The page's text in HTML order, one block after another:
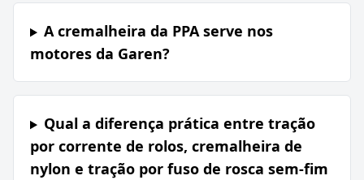
A cremalheira da PPA serve nos
motores da Garen?
Qual a diferença prática entre tração
por corrente de rolos, cremalheira de
nylon e tração por fuso de rosca sem-fim